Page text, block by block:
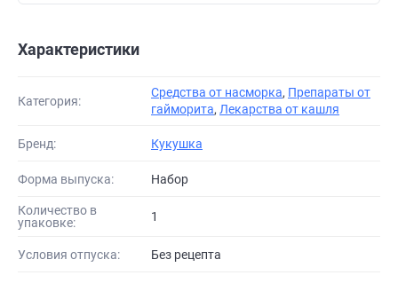
Характеристики
Категория:
Средства от насморка, Препараты от
гайморита, Лекарства от кашля
Бренд: Кукушка
Форма выпуска: Набор
Количество в
упаковке:
1
Условия отпуска: Без рецепта